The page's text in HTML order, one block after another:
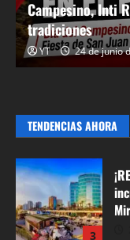
Campesino, Inti
tradiciones
YT 24 de junio
TENDENCIAS AHORA
1
2
3